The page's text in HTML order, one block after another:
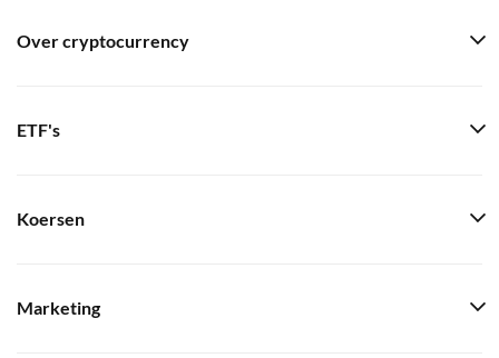
Over cryptocurrency
ETF's
Koersen
Marketing